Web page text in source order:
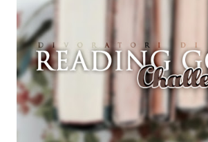
Pagine: 448 Editore: Newton Compton
Pubblicazione: 10 Gennaio 2023
Trama: “Si chiama Michael Crist. È il
mio ragazzo ed è come quei film
coprendoti gli occhi. È bellissimo, forte, e
terrificante. Non mi vede neppure. Ma io
visto, l'ho sentito. Le cose che ha fatto, i